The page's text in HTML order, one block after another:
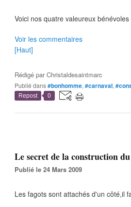
Voici nos quatre valeureux
Voir les commentaires
[Haut]
Rédigé parChristaldesaintmarc
Publié dans#bonhomme, #carnaval,
Repost 0
Le secret de la construction
Publié le 24 Mars 2009
Les fagots sont attachés d'un côté,il